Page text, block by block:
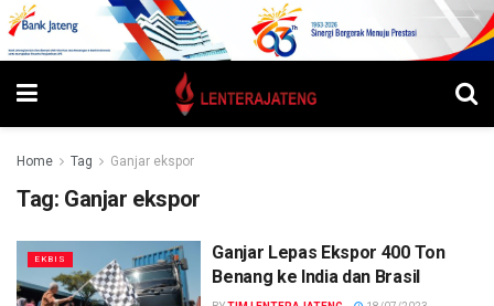
Home Tag Ganjar ekspor
Tag: Ganjar ekspor
EKBIS
Ganjar Lepas Ekspor 400 Ton
Benang ke India dan Brasil